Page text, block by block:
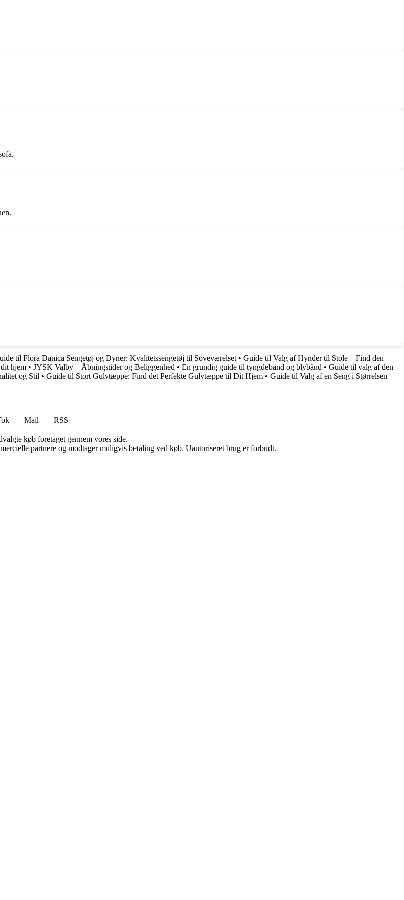
til Flora Danica Sengetøj og Dyner: Kvalitetssengetøj til Soveværelset • Guide til Valg af Hynder til Stole – Find den
hjem • JYSK Valby – Åbningstider og Beliggenhed • En grundig guide til tyngdebånd og blybånd • Guide til valg af den
og Stil • Guide til Stort Gulvtæppe: Find det Perfekte Gulvtæppe til Dit Hjem • Guide til Valg af en Seng i Størrelsen
Mail
RSS
køb foretaget gennem vores side.
partnere og modtager muligvis betaling ved køb. Uautoriseret brug er forbudt.